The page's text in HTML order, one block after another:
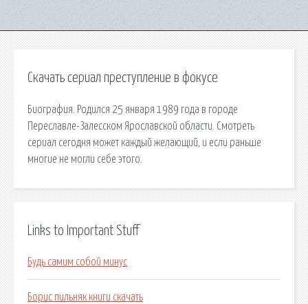
Скачать сериал преступление в фокусе
Биография. Родился 25 января 1989 года в городе
Переславле-Залесском Ярославской области. Смотреть
сериал сегодня может каждый желающий, и если раньше
многие не могли себе этого.
Links to Important Stuff
Будь самим собой минус
Борис пильняк книги скачать